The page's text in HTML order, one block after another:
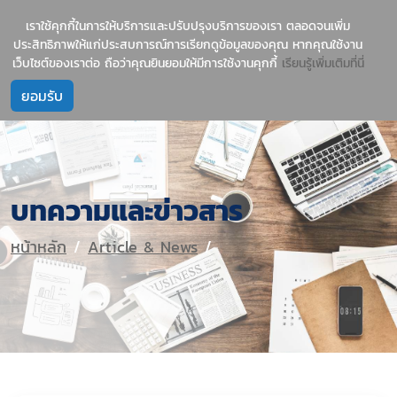
1237 บริการนำเข้าสินค้าจีน-ไทย อย่างมืออาชีพ
บทความและข่าวสาร
หน้าหลัก Article & News
เราใช้คุกกี้ในการให้บริการและปรับปรุงบริการของเรา ตลอดจนเพิ่ม
ประสิทธิภาพให้แก่ประสบการณ์การเรียกดูข้อมูลของคุณ หากคุณใช้งาน
เว็บไซต์ของเราต่อ ถือว่าคุณยินยอมให้มีการใช้งานคุกกี้ เรียนรู้เพิ่มเติมที่นี่